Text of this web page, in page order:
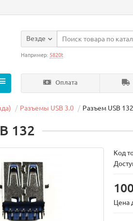
Везде
Например: 5820t
Оплата
Разъемы USB 3.0 Разъем USB 132
132
Код
Цена